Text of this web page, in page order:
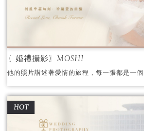
〖婚禮攝影〗MOSHI
他的照片講述著愛情的旅程，每一張都是一個
的時刻凝固在時光的長河中，讓人們可以永遠
地回味。
HOT